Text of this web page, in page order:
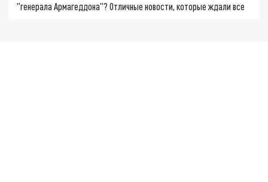
"генерала Армагеддона"? Отличные новости, которые ждали все